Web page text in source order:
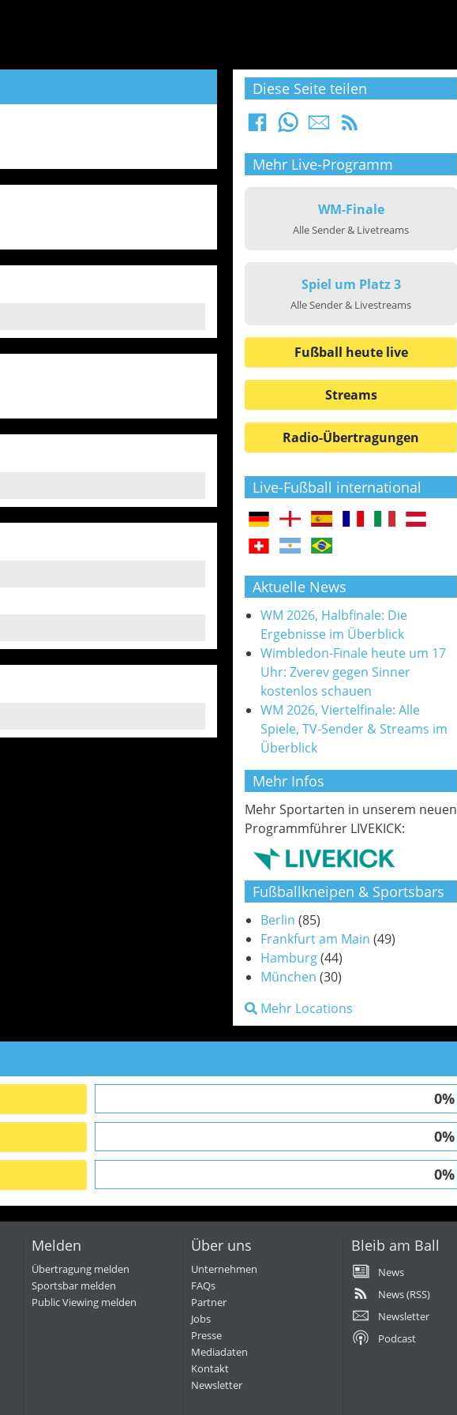
Diese Seite teilen
Mehr Live-Programm
WM-Finale
Alle Sender & Livetreams
Spiel um Platz 3
Alle Sender & Livestreams
Fußball heute live
Streams
Radio-Übertragungen
Live-Fußball international
Aktuelle News
WM 2026, Halbfinale: Die
Ergebnisse im Überblick
Wimbledon-Finale heute um 17
Uhr: Zverev gegen Sinner
kostenlos schauen
WM 2026, Viertelfinale: Alle
Spiele, TV-Sender & Streams im
Überblick
Mehr Infos
Mehr Sportarten in unserem neuen
Programmführer LIVEKICK:
Fußballkneipen & Sportsbars
Berlin (85)
Frankfurt am Main (49)
Hamburg(44)
München (30)
Mehr Locations
0%
0%
0%
Melden
Übertragung melden
Sportsbar melden
Public Viewing melden
Über uns
Unternehmen
FAQs
Partner
Jobs
Presse
Mediadaten
Kontakt
Newsletter
Bleib am Ball
News
News (RSS)
Newsletter
Podcast